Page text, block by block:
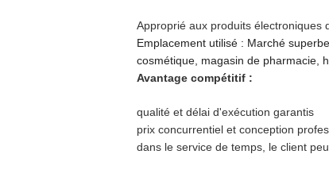
Approprié aux produits électroniques
Emplacement utilisé : Marché
cosmétique, magasin de pharmacie,
Avantage compétitif :
qualité et délai d'exécution garantis
prix concurrentiel et conception
dans le service de temps, le client